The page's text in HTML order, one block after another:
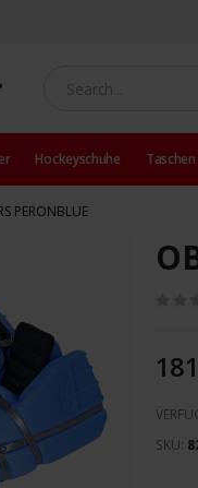
Hockeyschuhe Taschen
PERONBLUE
SKU